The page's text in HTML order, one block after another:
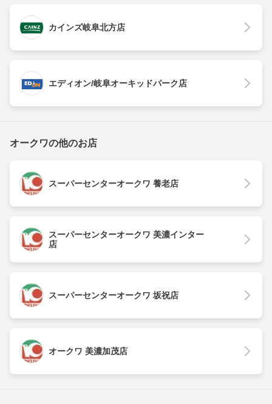
カインズ岐阜北方店
エディオン/岐阜オーキッドパーク店
オークワの他のお店
スーパーセンターオークワ 養老店
スーパーセンターオークワ 美濃インター
店
スーパーセンターオークワ 坂祝店
オークワ 美濃加茂店